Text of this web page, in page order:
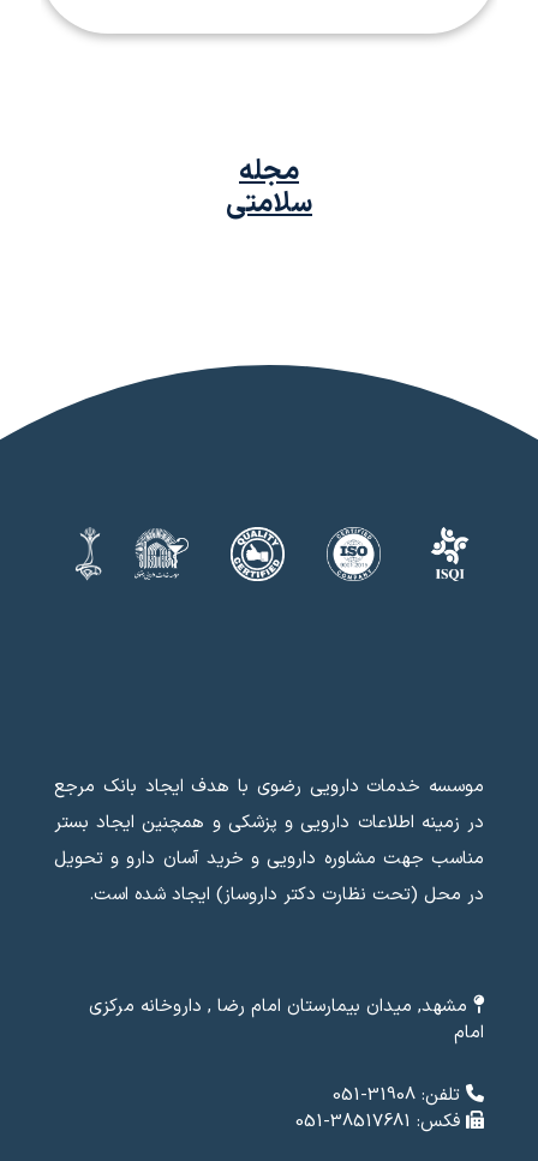
مجله
سلامتی
موسسه خدمات دارویی رضوی با هدف ایجاد بانک مرجع
در زمینه اطلاعات دارویی و پزشکی و همچنین ایجاد بستر
مناسب جهت مشاوره دارویی و خرید آسان دارو و تحویل
در محل (تحت نظارت دکتر داروساز) ایجاد شده است.
مشهد, میدان بیمارستان امام رضا , داروخانه مرکزی
امام
تلفن: 31908-051
فکس: 38517681-051